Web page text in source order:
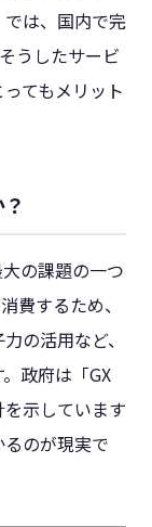
は、国内で完
うしたサービ
てもメリット
の課題の一つ
費するため、
の活用など、
政府は「GX
示しています
のが現実で